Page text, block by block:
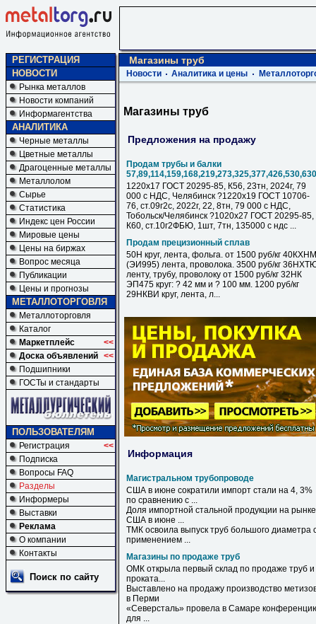
РЕГИСТРАЦИЯ
НОВОСТИ
Рынка металлов
Новости компаний
Информагентства
АНАЛИТИКА
Черные металлы
Цветные металлы
Драгоценные металлы
Металлолом
Сырье
Статистика
Индекс цен России
Мировые цены
Цены на биржах
Вопрос месяца
Публикации
Цены и прогнозы
МЕТАЛЛОТОРГОВЛЯ
Металлоторговля
Каталог
Маркетплейс
<<
Доска объявлений <<
Подшипники
ГОСТы и стандарты
ПОЛЬЗОВАТЕЛЯМ
Регистрация
<<
Подписка
Вопросы FAQ
Разделы
Информеры
Выставки
Реклама
О компании
Контакты
Поиск по сайту
Магазины труб
Новости Аналитика и цены
Магазины труб
Предложения на продажу
Продам трубы и балки
1220х17 ГОСТ 20295-85, К56, 23тн, 2024г, 79
000 с НДC, Челябинск ?1220х19 ГОСТ 10706-
76, ст.09г2с, 2022г, 22, 8тн, 79 000 с НДC,
Тобольск/Челябинск ?1020х27 ГОСТ 20295-85,
К60, ст.10г2ФБЮ, 1шт, 7тн, 135000 с ндс ...
Продам прецизионный сплав
50Н круг, лента, фольга. от 1500 руб/кг 40КХНМ
(ЭИ995) лента, проволока. 3500 руб/кг
ленту, трубу, проволоку от 1500 руб/кг 32НК
ЭП475 круг: ? 42 мм и ? 100 мм. 1200 руб/кг
29НКВИ круг, лента, л...
Информация
Магистральном трубопроводе
США в июне сократили импорт стали на 4, 3%
по сравнению с ...
Доля импортной стальной продукции на рынке
США в июне ...
ТМК освоила выпуск труб большого диаметра
применением ...
Магазины по продаже труб
ОМК открыла первый склад по продаже труб и
проката...
Выставлено на продажу производство
в Перми
«Северсталь» провела в Самаре
для ...